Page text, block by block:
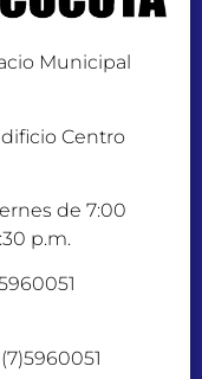
Municipal
Centro
de 7:00
p.m.